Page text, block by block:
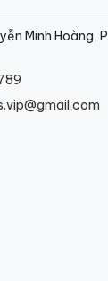
Minh Hoàng,